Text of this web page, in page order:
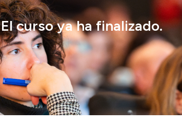
El curso ya ha finalizado.